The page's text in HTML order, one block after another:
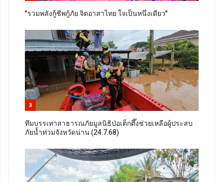
"รวมพลังกู้ชีพกู้ภัย จิตอาสาไทย ใจเป็นหนึ่งเดียว"
3
ทีมบรรเทาสาธารณภัยมูลนิธิป่อเต็กตึ๊งช่วยเหลือผู้ประสบ
ภัยน้ำท่วมจังหวัดน่าน (24.7.68)